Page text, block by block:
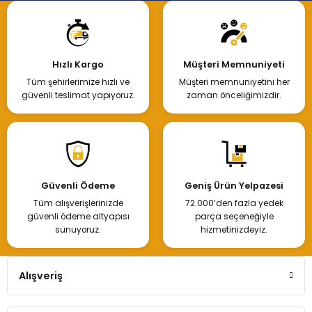
Hızlı Kargo
Tüm şehirlerimize hızlı ve
güvenli teslimat yapıyoruz.
Müşteri Memnuniyeti
Müşteri memnuniyetini her
zaman önceliğimizdir.
Güvenli Ödeme
Tüm alışverişlerinizde
güvenli ödeme altyapısı
sunuyoruz.
Geniş Ürün Yelpazesi
72.000’den fazla yedek
parça seçeneğiyle
hizmetinizdeyiz.
Alışveriş